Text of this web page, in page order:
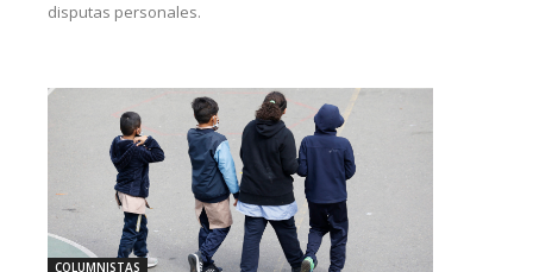
disputas personales.
COLUMNISTAS